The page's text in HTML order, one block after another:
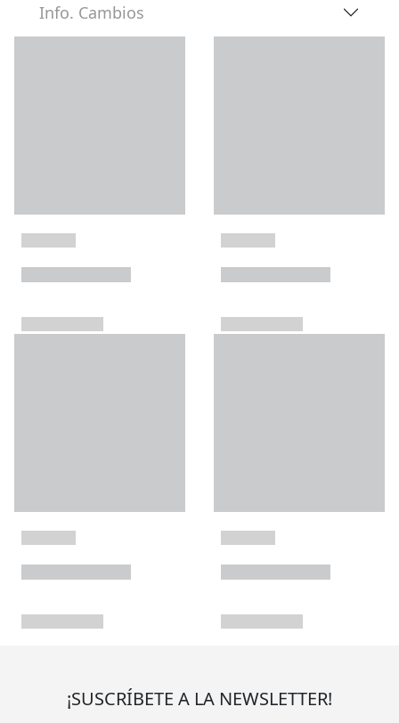
Info. Cambios
¡SUSCRÍBETE A LA NEWSLETTER!